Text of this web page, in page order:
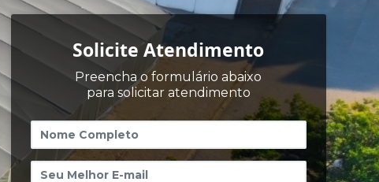
Solicite Atendimento
Preencha o formulário abaixo
para solicitar atendimento